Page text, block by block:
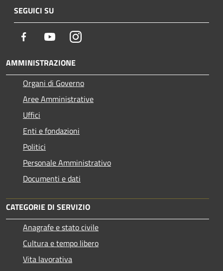
SEGUICI SU
Facebook YoutubeInstagram
AMMINISTRAZIONE
Organi di Governo
Aree Amministrative
Uffici
Enti e fondazioni
Politici
Personale Amministrativo
Documenti e dati
CATEGORIE DI SERVIZIO
Anagrafe e stato civile
Cultura e tempo libero
Vita lavorativa